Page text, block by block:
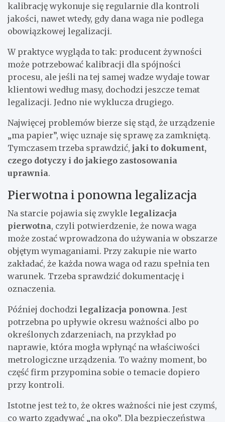
kalibrację wykonuje się regularnie dla kontroli
jakości, nawet wtedy, gdy dana waga nie podlega
obowiązkowej legalizacji.
W praktyce wygląda to tak: producent żywności
może potrzebować kalibracji dla spójności
procesu, ale jeśli na tej samej wadze wydaje towar
klientowi według masy, dochodzi jeszcze temat
legalizacji. Jedno nie wyklucza drugiego.
Najwięcej problemów bierze się stąd, że urządzenie
„ma papier”, więc uznaje się sprawę za zamkniętą.
Tymczasem trzeba sprawdzić, jaki to dokument,
czego dotyczy i do jakiego zastosowania
uprawnia.
Pierwotna i ponowna legalizacja
Na starcie pojawia się zwykle legalizacja
pierwotna, czyli potwierdzenie, że nowa waga
może zostać wprowadzona do używania w obszarze
objętym wymaganiami. Przy zakupie nie warto
zakładać, że każda nowa waga od razu spełnia ten
warunek. Trzeba sprawdzić dokumentację i
oznaczenia.
Później dochodzi legalizacja ponowna. Jest
potrzebna po upływie okresu ważności albo po
określonych zdarzeniach, na przykład po
naprawie, która mogła wpłynąć na właściwości
metrologiczne urządzenia. To ważny moment, bo
część firm przypomina sobie o temacie dopiero
przy kontroli.
Istotne jest też to, że okres ważności nie jest czymś,
co warto zgadywać „na oko”. Dla bezpieczeństwa